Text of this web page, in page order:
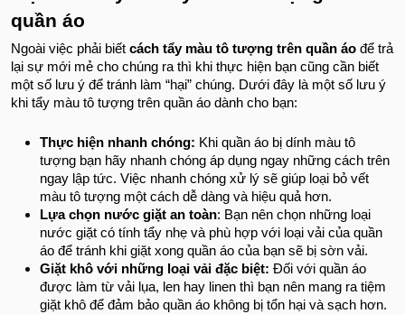
quần áo
Ngoài việc phải biết cách tẩy màu tô tượng trên quần áo để trả
lại sự mới mẻ cho chúng ra thì khi thực hiện bạn cũng cần biết
một số lưu ý để tránh làm “hại” chúng. Dưới đây là một số lưu ý
khi tẩy màu tô tượng trên quần áo dành cho bạn:
Thực hiện nhanh chóng: Khi quần áo bị dính màu tô
tượng bạn hãy nhanh chóng áp dụng ngay những cách trên
ngay lập tức. Việc nhanh chóng xử lý sẽ giúp loại bỏ vết
màu tô tượng một cách dễ dàng và hiệu quả hơn.
Lựa chọn nước giặt an toàn: Bạn nên chọn những loại
nước giặt có tính tẩy nhẹ và phù hợp với loại vải của quần
áo để tránh khi giặt xong quần áo của bạn sẽ bị sờn vải.
Giặt khô với những loại vải đặc biệt: Đối với quần áo
được làm từ vải lụa, len hay linen thì bạn nên mang ra tiệm
giặt khô để đảm bảo quần áo không bị tổn hại và sạch hơn.